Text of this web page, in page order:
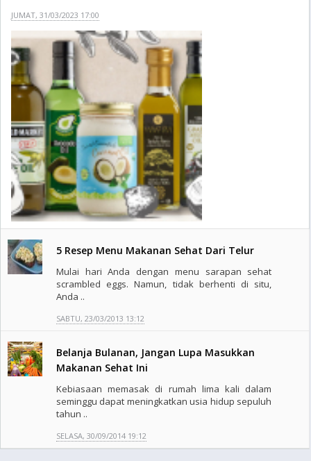
JUMAT, 31/03/2023 17:00
5 Resep Menu Makanan Sehat Dari Telur
Mulai hari Anda dengan menu sarapan sehat
scrambled eggs. Namun, tidak berhenti di situ,
Anda ..
SABTU, 23/03/2013 13:12
Belanja Bulanan, Jangan Lupa Masukkan
Makanan Sehat Ini
Kebiasaan memasak di rumah lima kali dalam
seminggu dapat meningkatkan usia hidup sepuluh
tahun ..
SELASA, 30/09/2014 19:12